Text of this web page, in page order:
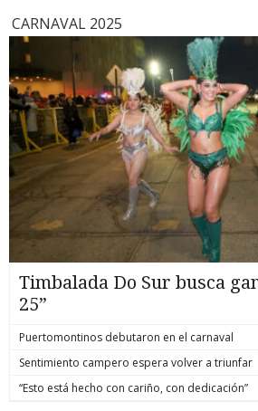
También existen registros de primates no
ellos chimpancés, gorilas y babuinos, que
días o semanas los cuerpos de sus crías
T13/Infobae
CARNAVAL 2025
Timbalada Do Sur busca
25”
Puertomontinos debutaron en el carnaval
Sentimiento campero espera volver a triunfar
“Esto está hecho con cariño, con dedicación”